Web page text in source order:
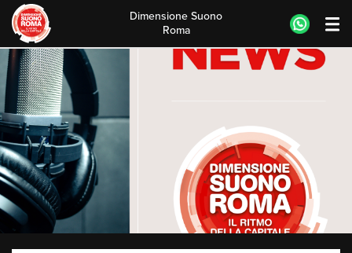
Skip
to
content
Dimensione Suono
Roma